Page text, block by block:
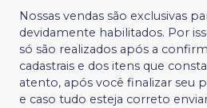
Nossas vendas são exclusivas
devidamente habilitados. Por
só são realizados após a
cadastrais e dos itens que
atento, após você finalizar seu
e caso tudo esteja correto